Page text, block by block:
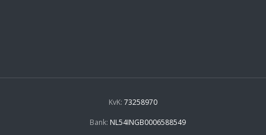
KvK: 73258970
Bank: NL54INGB0006588549